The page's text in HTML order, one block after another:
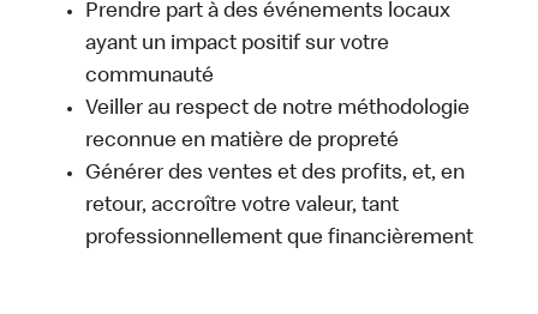
Prendre part à des événements locaux
ayant un impact positif sur votre
communauté
Veiller au respect de notre méthodologie
reconnue en matière de propreté
Générer des ventes et des profits, et, en
retour, accroître votre valeur, tant
professionnellement que financièrement